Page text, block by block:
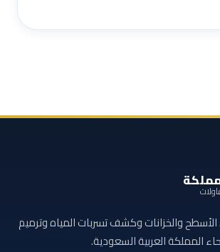
والخزانات وكشف تسربات المياه وترميم
المملكة العربية السعودية.